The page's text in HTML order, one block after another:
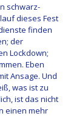
schwarz-
dieses Fest
finden
der
Lockdown;
Eben
Ansage. Und
was ist zu
ist das nicht
einen mehr